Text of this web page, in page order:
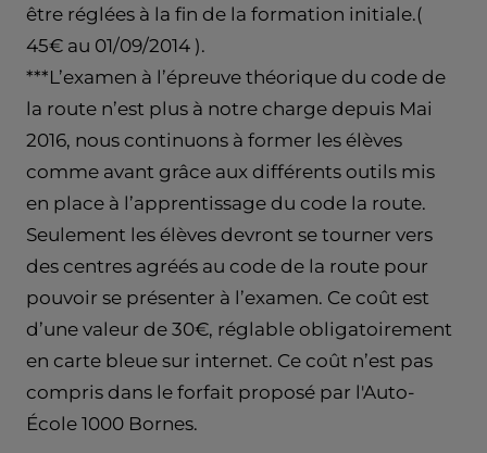
être réglées à la fin de la formation initiale.(
45€ au 01/09/2014 ).
***L’examen à l’épreuve théorique du code de
la route n’est plus à notre charge depuis Mai
2016, nous continuons à former les élèves
comme avant grâce aux différents outils mis
en place à l’apprentissage du code la route.
Seulement les élèves devront se tourner vers
des centres agréés au code de la route pour
pouvoir se présenter à l’examen. Ce coût est
d’une valeur de 30€, réglable obligatoirement
en carte bleue sur internet. Ce coût n’est pas
compris dans le forfait proposé par l'Auto-
École 1000 Bornes.